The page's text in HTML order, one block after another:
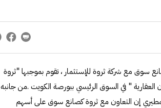
سوق مع شركة ثروة للإستثمار ، تقوم بموجبها "ثروة
" في السوق الرئيسي ببورصة الكويت .من جانبه
إن التعاون مع ثروة كصانع سوق على أسهم